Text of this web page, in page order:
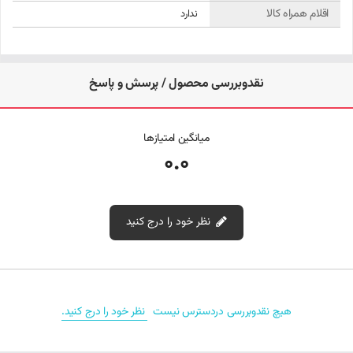
برای اطلاعات بیشتر در مورد ارتقاء و نگهداری شارژر اچ‌پی ، می‌توانید بهسایت
محصولات مرتبط
اقلام همراه کالا ندارد
نقدوبررسی محصول / پرسش و پاسخ
میانگین امتیازها
0.0
نظر خود را درج کنید
نقد و بررسی‌‌ (0)
هیچ نقدوبررسی دردسترس نیست نظر خود را درج کنید.